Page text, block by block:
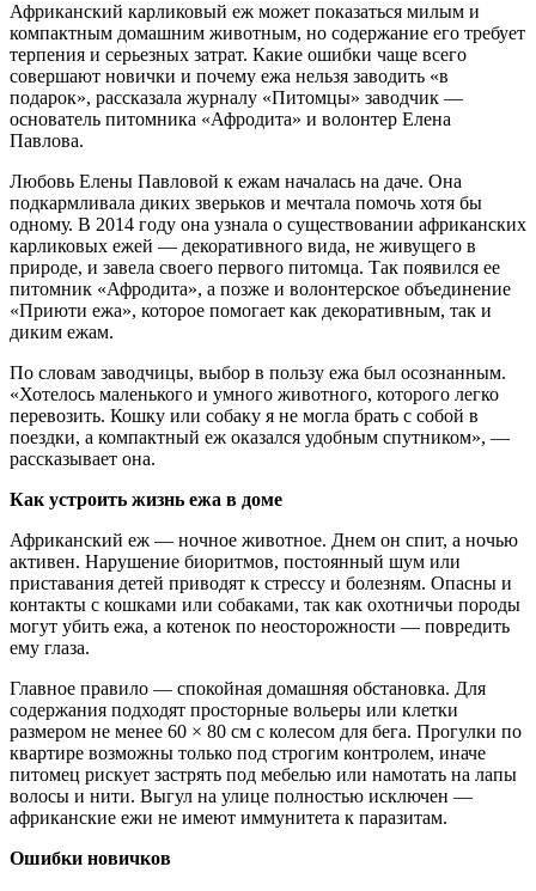
Африканский карликовый еж может показаться милым и
компактным домашним животным, но содержание его требует
терпения и серьезных затрат. Какие ошибки чаще всего
совершают новички и почему ежа нельзя заводить «в
подарок», рассказала журналу «Питомцы» заводчик —
основатель питомника «Афродита» и волонтер Елена
Павлова.
Любовь Елены Павловой к ежам началась на даче. Она
подкармливала диких зверьков и мечтала помочь хотя бы
одному. В 2014 году она узнала о существовании африканских
карликовых ежей — декоративного вида, не живущего в
природе, и завела своего первого питомца. Так появился ее
питомник «Афродита», а позже и волонтерское объединение
«Приюти ежа», которое помогает как декоративным, так и
диким ежам.
По словам заводчицы, выбор в пользу ежа был осознанным.
«Хотелось маленького и умного животного, которого легко
перевозить. Кошку или собаку я не могла брать с собой в
поездки, а компактный еж оказался удобным спутником», —
рассказывает она.
Как устроить жизнь ежа в доме
Африканский еж — ночное животное. Днем он спит, а ночью
активен. Нарушение биоритмов, постоянный шум или
приставания детей приводят к стрессу и болезням. Опасны и
контакты с кошками или собаками, так как охотничьи породы
могут убить ежа, а котенок по неосторожности — повредить
ему глаза.
Главное правило — спокойная домашняя обстановка. Для
содержания подходят просторные вольеры или клетки
размером не менее 60 × 80 см с колесом для бега. Прогулки по
квартире возможны только под строгим контролем, иначе
питомец рискует застрять под мебелью или намотать на лапы
волосы и нити. Выгул на улице полностью исключен —
африканские ежи не имеют иммунитета к паразитам.
Ошибки новичков